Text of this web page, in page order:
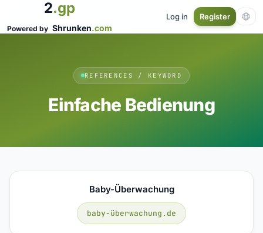
2.gp
Powered by Shrunken.com
Log in Register
REFERENCES / KEYWORD
Einfache Bedienung
Baby-Überwachung
baby-überwachung.de